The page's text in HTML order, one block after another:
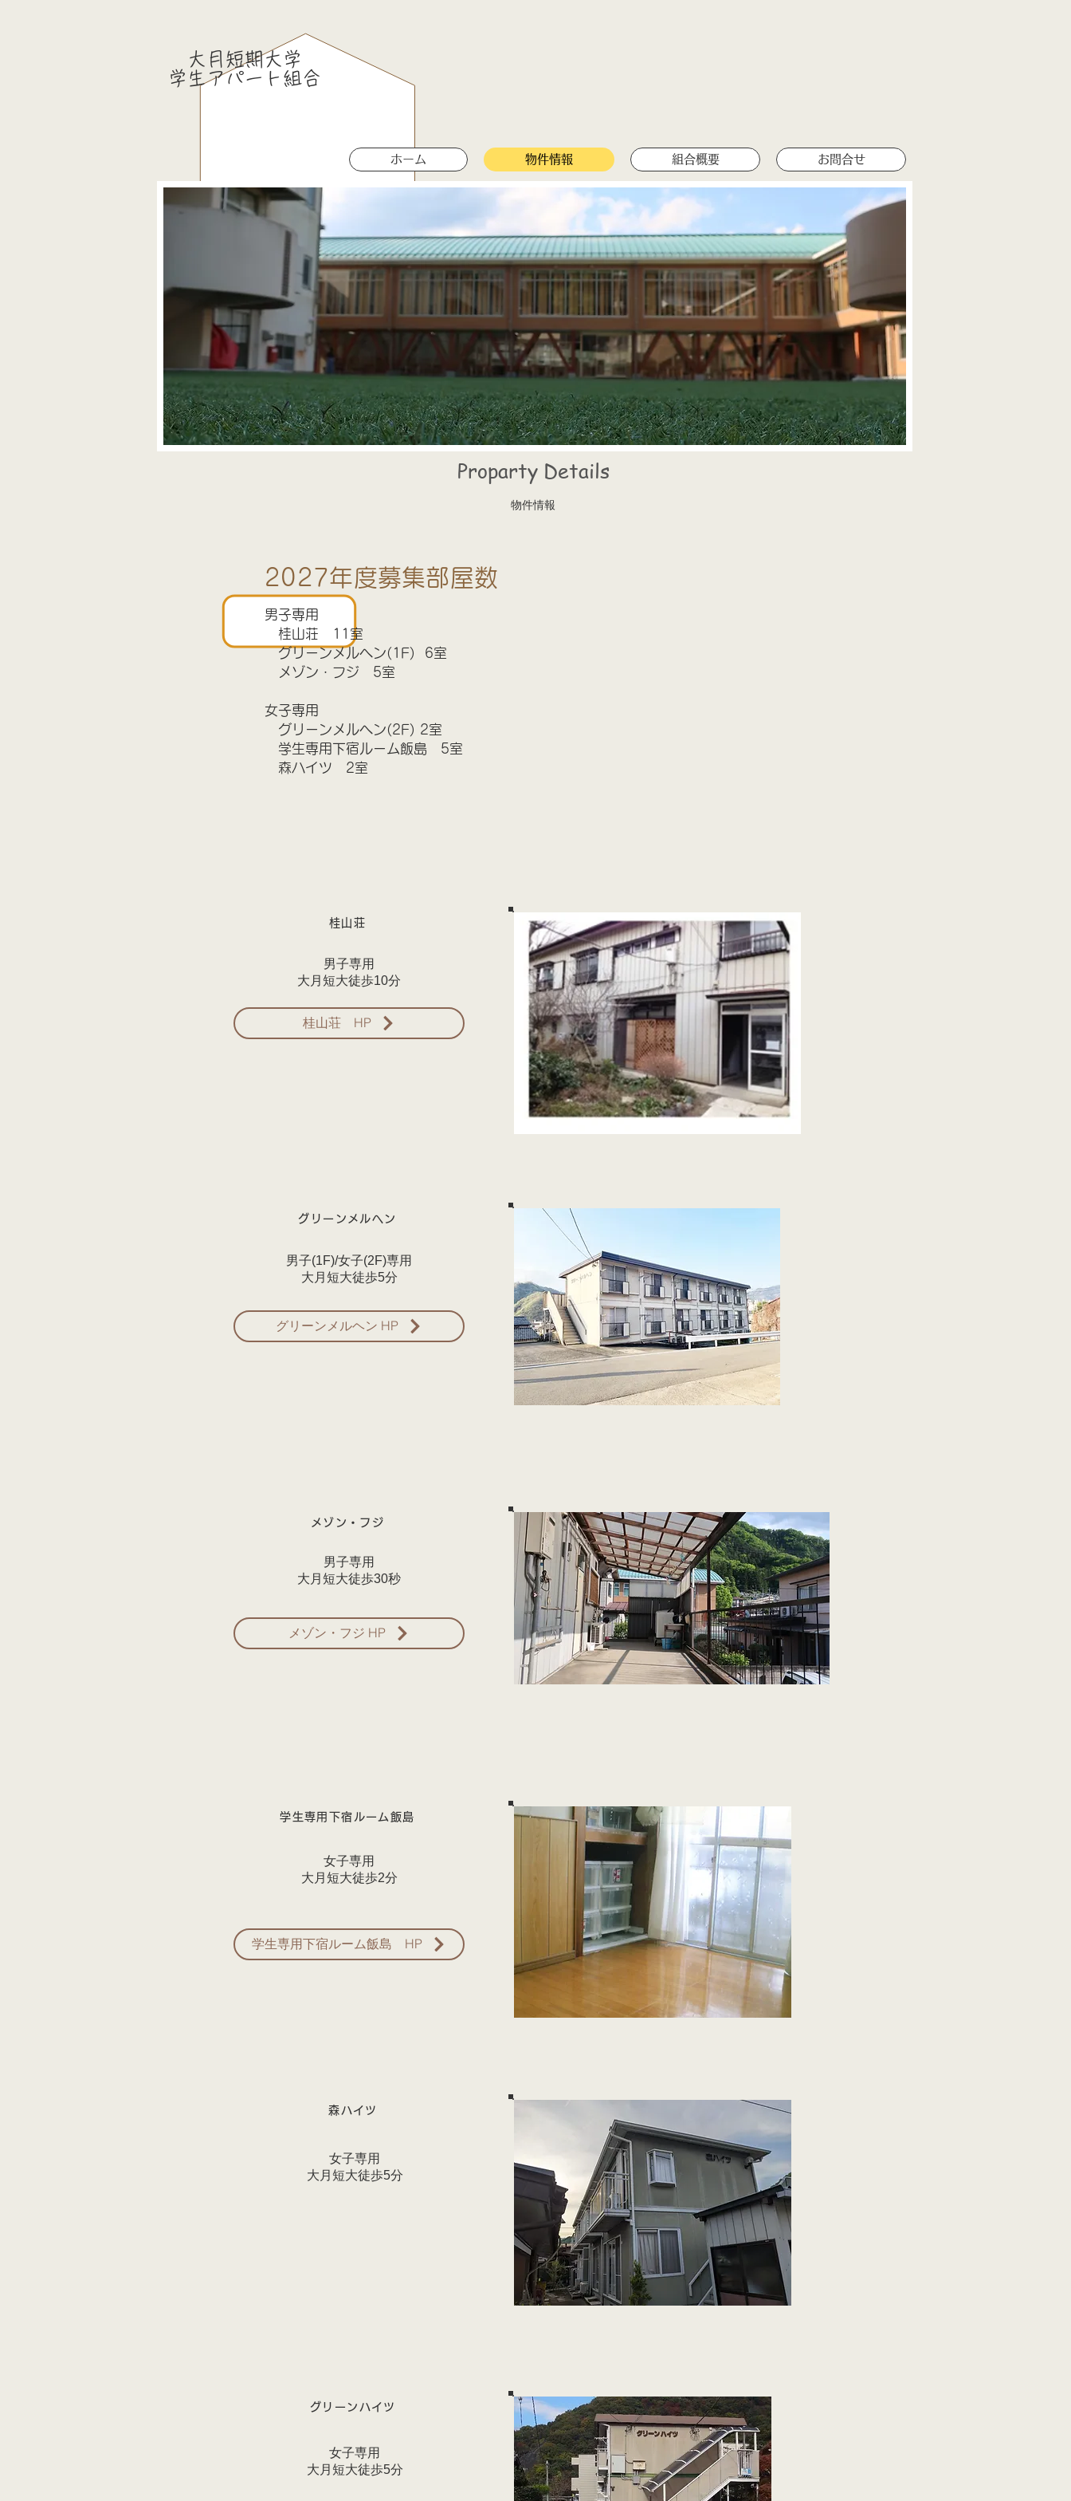
大月短期大学
​学生アパート組合
ホーム 物件情報 組合概要 お問合せ
Proparty Details
物件情報
​2027年度募集部屋数
男子専用
桂山荘 11室
グリーンメルヘン(1F) 6室
メゾン・フジ 5室
女子専用
グリーンメルヘン(2F) 2室
学生専用下宿ルーム飯島 5室
森ハイツ 2室
桂山荘
男子専用
​大月短大徒歩10分
桂山荘 HP
グリーンメルヘン
男子(1F)/女子(2F)専用
​大月短大徒歩5分
グリーンメルヘン HP
メゾン・フジ
男子専用
​大月短大徒歩30秒
メゾン・フジ HP
学生専用下宿ルーム飯島
女子専用
​大月短大徒歩2分
学生専用下宿ルーム飯島 HP
森ハイツ
女子専用
​大月短大徒歩5分
グリーンハイツ
女子専用
​大月短大徒歩5分